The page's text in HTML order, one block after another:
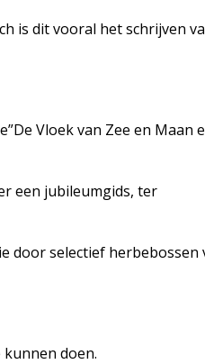
is dit vooral het schrijven
Vloek van Zee en Maan
een jubileumgids, ter
door selectief herbebossen
doen.